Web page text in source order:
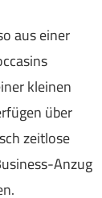
aus einer
kleinen
über
zeitlose
Anzug